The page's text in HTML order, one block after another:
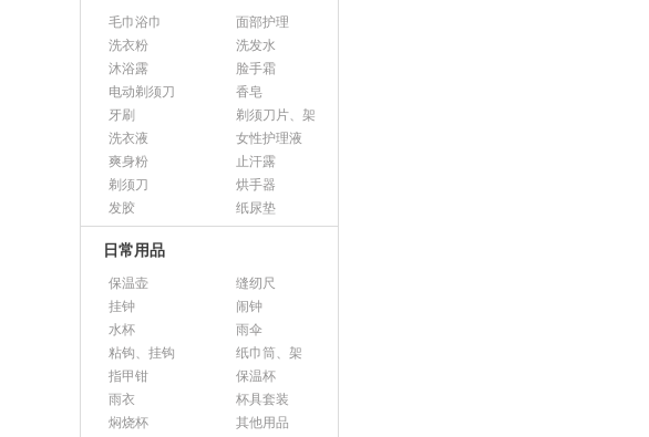
毛巾浴巾
面部护理
洗衣粉
洗发水
沐浴露
脸手霜
电动剃须刀
香皂
牙刷
剃须刀片、架
洗衣液
女性护理液
爽身粉
止汗露
剃须刀
烘手器
发胶
纸尿垫
日常用品
保温壶
缝纫尺
挂钟
闹钟
水杯
雨伞
粘钩、挂钩
纸巾筒、架
指甲钳
保温杯
雨衣
杯具套装
焖烧杯
其他用品